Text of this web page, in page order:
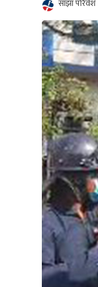
साझा परिवेश